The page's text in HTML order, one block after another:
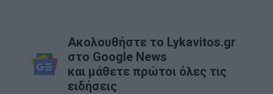
Ακολουθήστε το Lykavitos.gr
στο Google News
και μάθετε πρώτοι όλες τις
ειδήσεις